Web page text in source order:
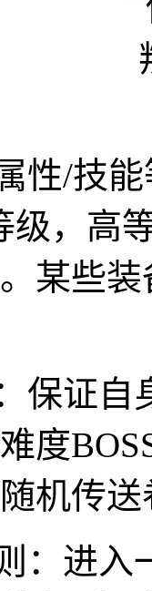
性/技
级，高
某些
保证
度
机传
：进入